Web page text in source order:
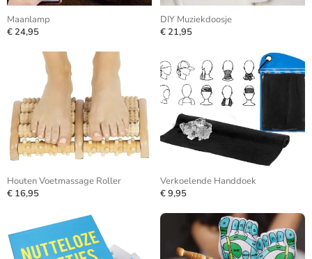
Maanlamp
€ 24,95
DIY Muziekdoosje
€ 21,95
Houten Voetmassage Roller
€ 16,95
Verkoelende Handdoek
€ 9,95